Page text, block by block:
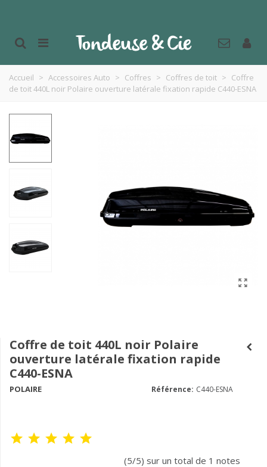
Accueil > Accessoires Auto > Coffres > Coffres de toit > Coffre
de toit 440L noir Polaire ouverture latérale fixation rapide C440-ESNA
Coffre de toit 440L noir Polaire
ouverture latérale fixation rapide
C440-ESNA
POLAIRE Référence: C440-ESNA
(5/5) sur un total de 1 notes